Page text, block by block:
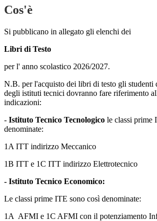
Cos'è
Si pubblicano in allegato gli elenchi dei
Libri di Testo
per l' anno scolastico 2026/2027.
N.B. per l'acquisto dei libri di testo gli studenti
degli istituti tecnici dovranno fare riferimento
indicazioni:
- Istituto Tecnico Tecnologico le classi prime
denominate:
1A ITT indirizzo Meccanico
1B ITT e 1C ITT indirizzo Elettrotecnico
- Istituto Tecnico Economico:
Le classi prime ITE sono così denominate:
1A AFMI e 1C AFMI con il potenziamento